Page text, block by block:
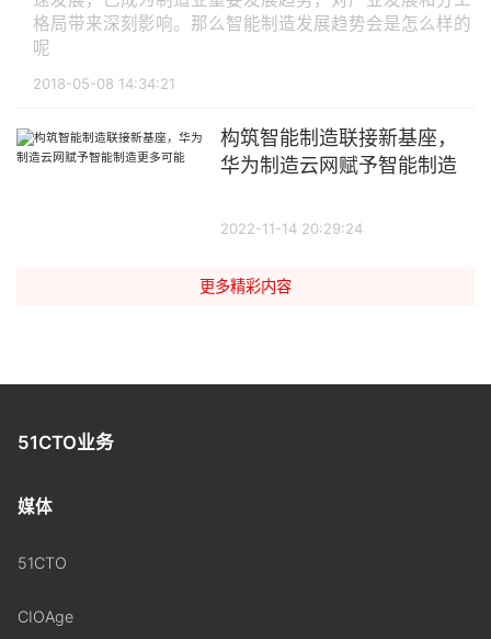
格局带来深刻影响。那么智能制造发展趋势会是怎么样的
呢
2018-05-08 14:34:21
构筑智能制造联接新基座，
华为制造云网赋予智能制造
2022-11-14 20:29:24
更多精彩内容
51CTO业务
媒体
51CTO
CIOAge